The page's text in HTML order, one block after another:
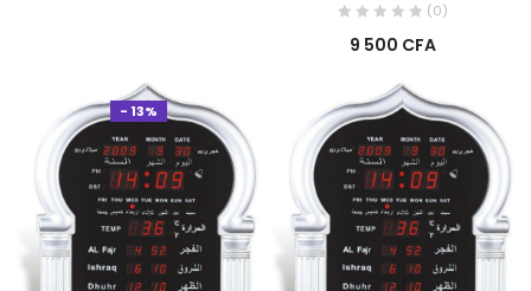
(0)
9 500 CFA
- 13%